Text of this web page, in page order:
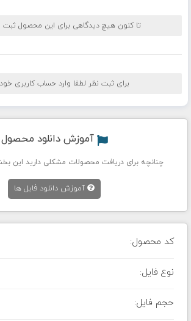
تا کنون هیچ دیدگاهی برای این محصول
برای ثبت نظر لطفا وارد حساب کاربری
آموزش دانلود محصول
چنانچه برای دریافت محصولات مشکلی دارید این
آموزش دانلود فایل ها
کد محصول:
نوع فایل:
حجم فایل: